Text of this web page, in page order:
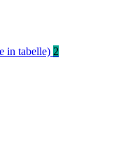
in tabelle) 2